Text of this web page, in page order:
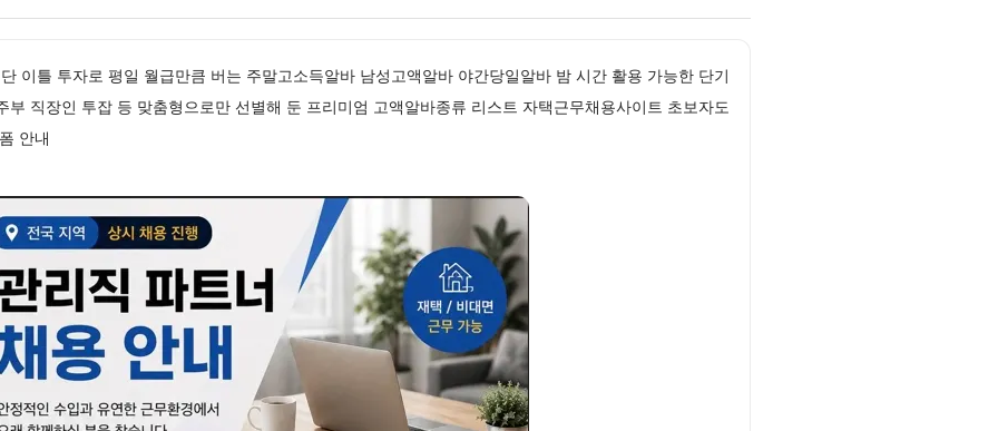
이틀 투자로 평일 월급만큼 버는 주말고소득알바 남성고액알바 야간당일알바 밤 시간 활용 가능한 단기
부 직장인 투잡 등 맞춤형으로만 선별해 둔 프리미엄 고액알바종류 리스트 자택근무채용사이트 초보자도
안내